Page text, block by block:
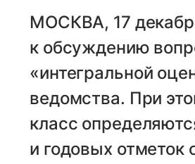
МОСКВА, 17
к обсуждению
«интегральной
ведомства. При
класс
и годовых